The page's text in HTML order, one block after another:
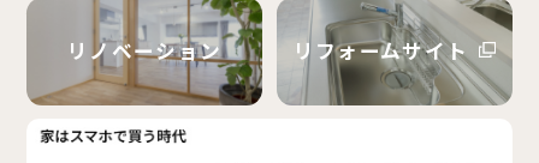
リノベーション リフォームサイト